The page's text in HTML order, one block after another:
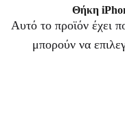
Θήκη
Αυτό το προϊόν έχει
μπορούν να